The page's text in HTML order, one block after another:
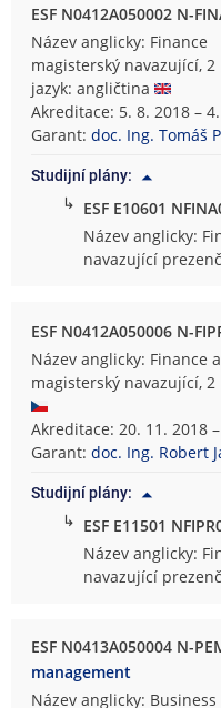
ESF N0412A050002 N-
Název anglicky: Finance
magisterský navazující, 2
jazyk: angličtina
Akreditace: 5. 8. 2018 –
Garant:doc. Ing. Tomáš
Studijní plány:
↳ ESF E10601
Název anglicky:
navazující
ESF N0412A050006 N-
Název anglicky: Finance
magisterský navazující,
Akreditace: 20. 11. 2018
Garant:doc. Ing. Robert
Studijní plány:
↳ ESF E11501
Název anglicky:
navazující
ESF N0413A050004 N-
management
Název anglicky: